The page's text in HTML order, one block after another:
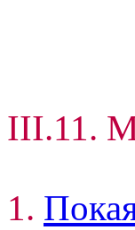
III.11.
1.